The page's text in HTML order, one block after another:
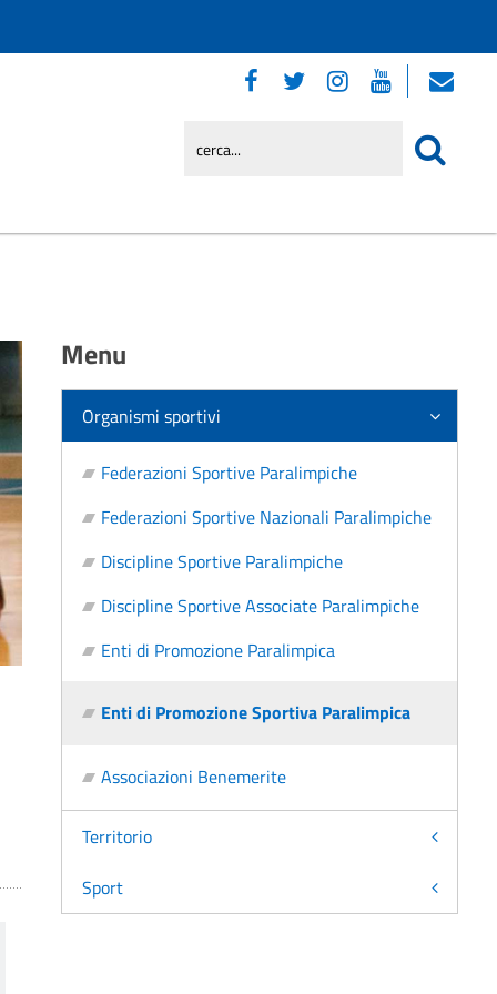
Menu
Organismi sportivi
Federazioni Sportive Paralimpiche
Federazioni Sportive Nazionali Paralimpiche
Discipline Sportive Paralimpiche
Discipline Sportive Associate Paralimpiche
Enti di Promozione Paralimpica
Enti di Promozione Sportiva Paralimpica
Associazioni Benemerite
Territorio
Sport